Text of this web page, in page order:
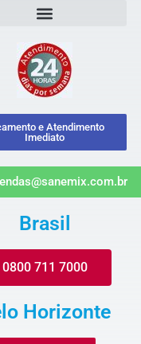
e Atendimento
Imediato
Brasil
0800 711 7000
Horizonte